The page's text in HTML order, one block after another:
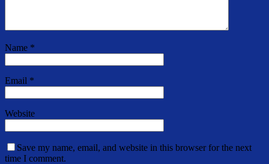
Name *
Email *
Website
Save my name, email, and website in this browser for the next
time I comment.